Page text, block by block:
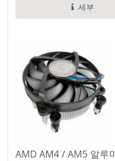
세부
AMD AM4 / AM5 알루